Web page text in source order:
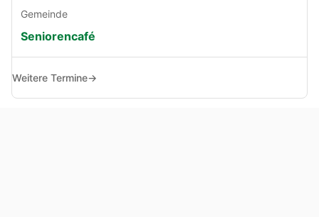
Gemeinde
Seniorencafé
Weitere Termine→